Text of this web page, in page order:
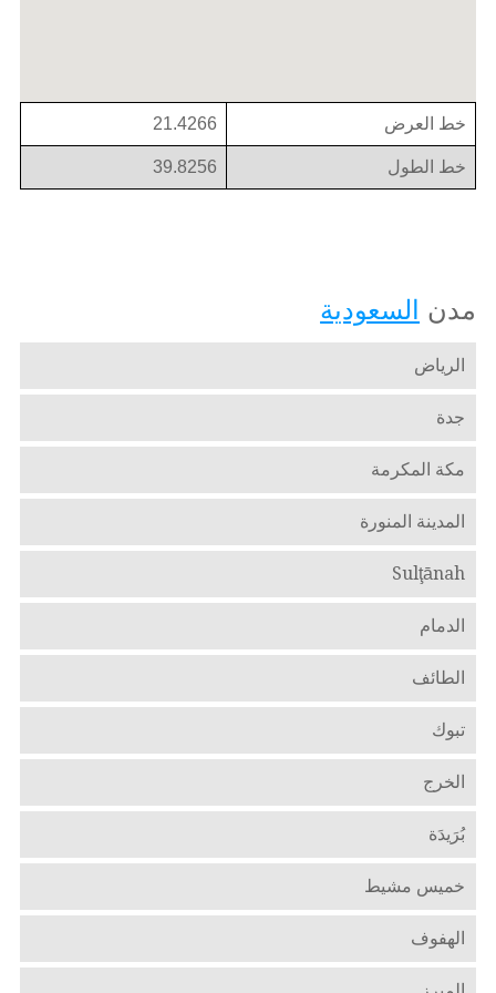
خط العرض 21.4266
خط الطول 39.8256
مدن السعودية
الرياض
جدة
مكة المكرمة
المدينة المنورة
Sulţānah
الدمام
الطائف
تبوك
الخرج
بُرَيدَة
خميس مشيط
الهفوف